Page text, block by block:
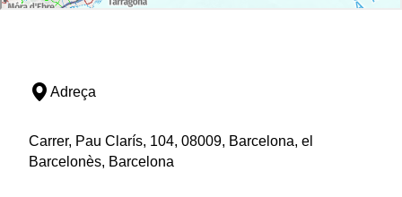
Adreça
Carrer, Pau Clarís, 104, 08009, Barcelona, el
Barcelonès, Barcelona